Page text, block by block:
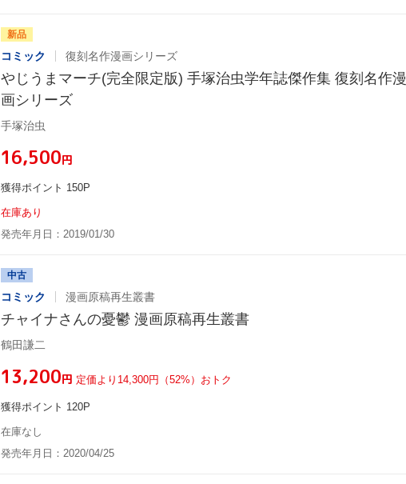
新品
コミック 復刻名作漫画シリーズ
やじうまマーチ(完全限定版) 手塚治虫学年誌傑作集 復刻名作漫
画シリーズ
手塚治虫
¥16,500円
獲得ポイント 150P
在庫あり
発売年月日：2019/01/30
中古
コミック 漫画原稿再生叢書
チャイナさんの憂鬱 漫画原稿再生叢書
鶴田謙二
¥13,200円 定価より14,300円（52%）おトク
獲得ポイント 120P
在庫なし
発売年月日：2020/04/25